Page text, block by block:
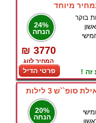
24%
הנחה
₪ 3770
המחיר לזוג
פרטי הדיל
בוקר
זה !
3 לילות
20%
הנחה